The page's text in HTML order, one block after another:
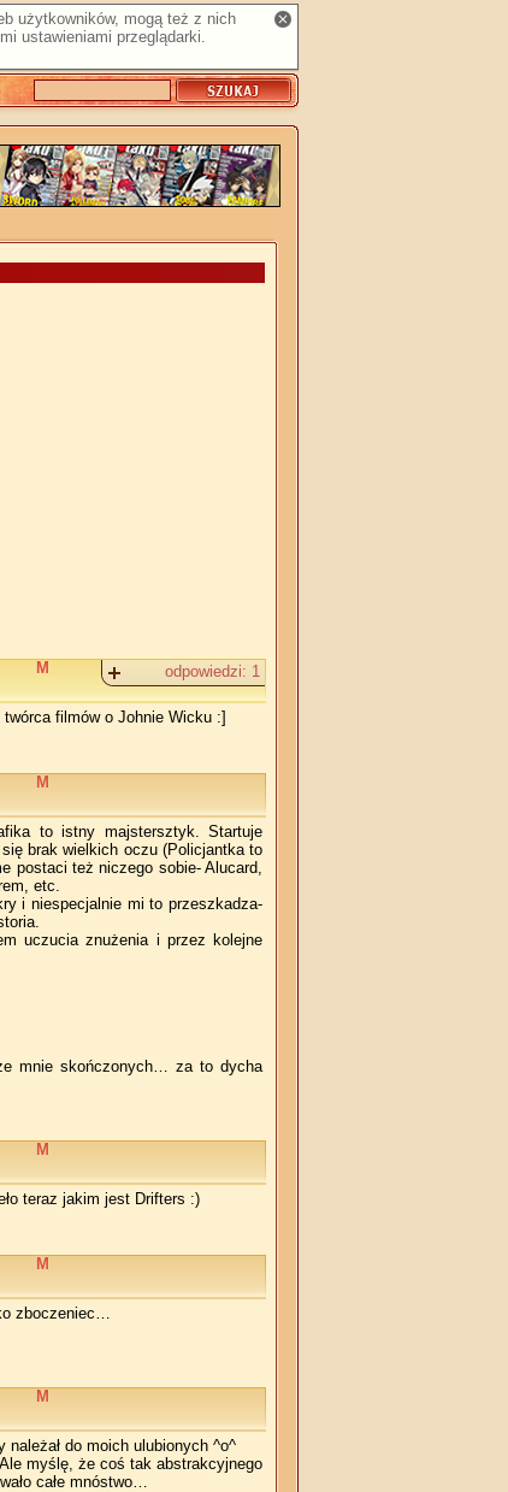
użytkowników, mogą też z nich
ustawieniami przeglądarki.
M odpowiedzi: 1
filmów o Johnie Wicku :]
M
to istny majstersztyk. Startuje
brak wielkich oczu (Policjantka to
postaci też niczego sobie- Alucard,
etc.
i niespecjalnie mi to przeszkadza-
uczucia znużenia i przez kolejne
mnie skończonych… za to dycha
M
teraz jakim jest Drifters :)
M
zboczeniec…
M
do moich ulubionych ^o^
myślę, że coś tak abstrakcyjnego
całe mnóstwo…